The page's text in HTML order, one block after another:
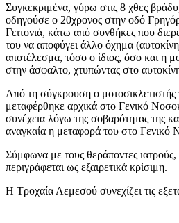
Συγκεκριμένα, γύρω στις 8 χθες
οδηγούσε ο 20χρονος στην οδό
Γειτονιά, κάτω από συνθήκες που
του να αποφύγει άλλο όχημα
αποτέλεσμα, τόσο ο ίδιος, όσο και η
στην άσφαλτο, χτυπώντας στο
Από τη σύγκρουση ο μοτοσικλετιστής
μεταφέρθηκε αρχικά στο Γενικό
συνέχεια λόγω της σοβαρότητας της
αναγκαία η μεταφορά του στο Γενικό
Σύμφωνα με τους θεράποντες ιατρούς,
περιγράφεται ως εξαιρετικά κρίσιμη.
Η Τροχαία Λεμεσού συνεχίζει τις